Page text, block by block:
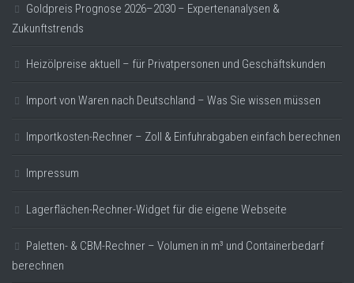
Goldpreis Prognose 2026–2030 – Expertenanalysen &
Zukunftstrends
Heizölpreise aktuell – für Privatpersonen und Geschäftskunden
Import von Waren nach Deutschland – Was Sie wissen müssen
Importkosten-Rechner – Zoll & Einfuhrabgaben einfach berechnen
Impressum
Lagerflächen-Rechner-Widget für die eigene Webseite
Paletten- & CBM-Rechner – Volumen in m³ und Containerbedarf
berechnen